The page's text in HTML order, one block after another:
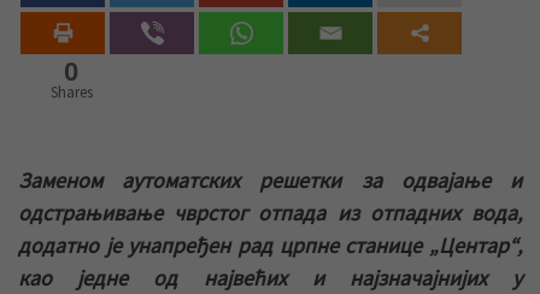
0
Shares
Заменом аутоматских решетки за одвајање и
одстрањивање чврстог отпада из отпадних вода,
додатно је унапређен рад црпне станице „Центар“,
као једне од највећих и најзначајнијих у